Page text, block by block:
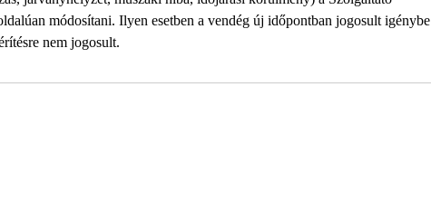
módosítani. Ilyen esetben a vendég új időpontban jogosult igénybe
nem jogosult.